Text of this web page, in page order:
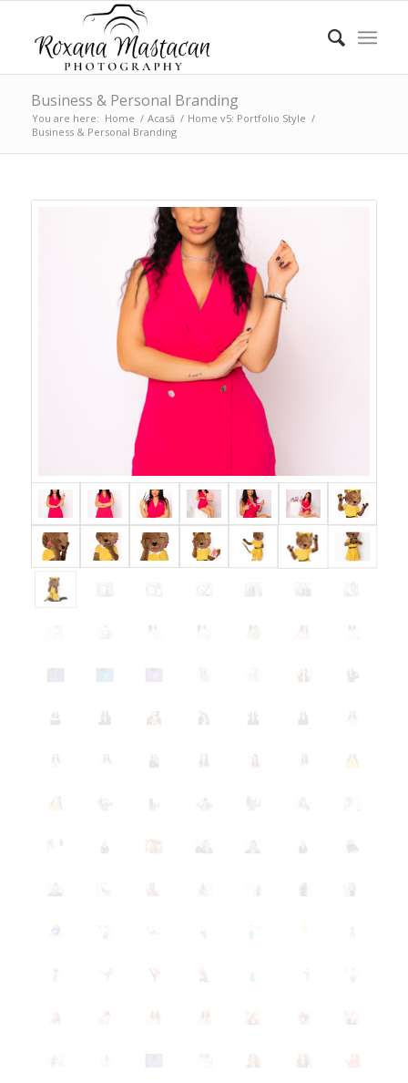
Business & Personal Branding
You are here: Home / Acasă / Home v5: Portfolio Style /
Business & Personal Branding